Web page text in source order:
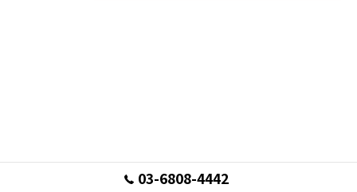
03-6808-4442